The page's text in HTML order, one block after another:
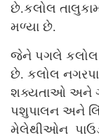
છે.કલોલ
મળ્યા છે.
જેને પગલે કલોલ
છે. કલોલ
શક્યતાઓ અને
પશુપાલન અને
મેલેથીઓન